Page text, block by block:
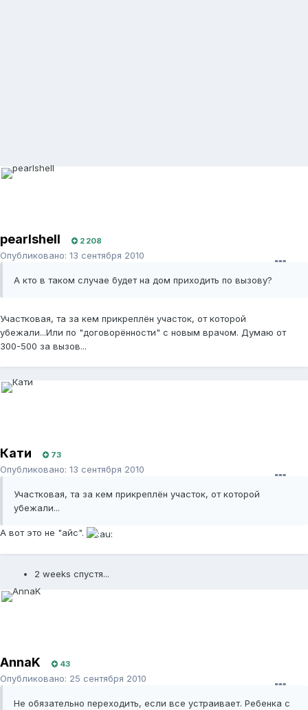
pearlshell 2 208
Опубликовано: 13 сентября 2010
А кто в таком случае будет на дом приходить по вызову?
Участковая, та за кем прикреплён участок, от которой
убежали...Или по "договорённости" с новым врачом. Думаю от
300-500 за вызов...
Кати 73
Опубликовано: 13 сентября 2010
Участковая, та за кем прикреплён участок, от которой
убежали...
А вот это не "айс".
2 weeks спустя...
AnnaK 43
Опубликовано: 25 сентября 2010
Не обязательно переходить, если все устраивает. Ребенка с